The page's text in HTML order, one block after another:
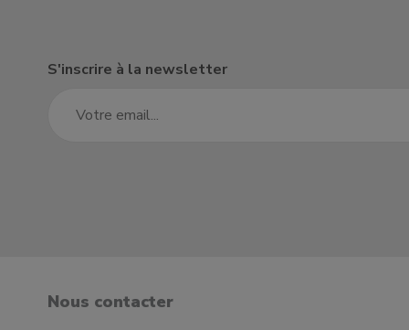
S'inscrire à la newsletter
Nous contacter